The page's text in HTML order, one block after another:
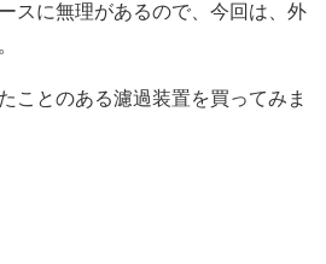
に無理があるので、今回は、外
とのある濾過装置を買ってみま